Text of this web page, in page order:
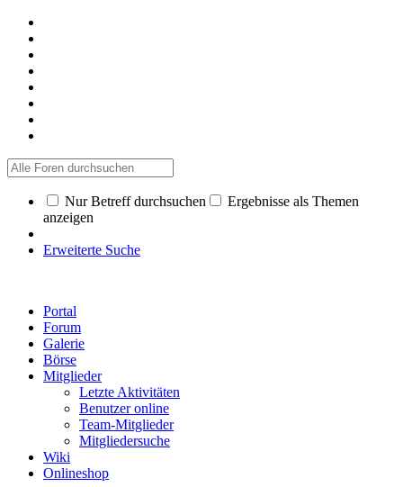
Nur Betreff durchsuchen
Ergebnisse als Themen
anzeigen
Erweiterte Suche
Portal
Forum
Galerie
Börse
Mitglieder
Letzte Aktivitäten
Benutzer online
Team-Mitglieder
Mitgliedersuche
Wiki
Onlineshop